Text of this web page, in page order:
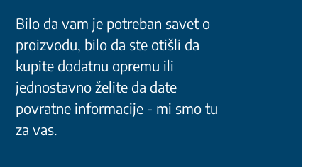
Bilo da vam je potreban savet o
proizvodu, bilo da ste otišli da
kupite dodatnu opremu ili
jednostavno želite da date
povratne informacije - mi smo tu
za vas.